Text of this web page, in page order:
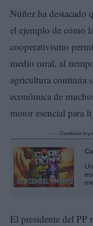
Núñez ha destacado
el ejemplo de cómo
cooperativismo
medio rural, al
agricultura continúa
económica de
motor esencial para
- - - Continúa
El presidente del PP